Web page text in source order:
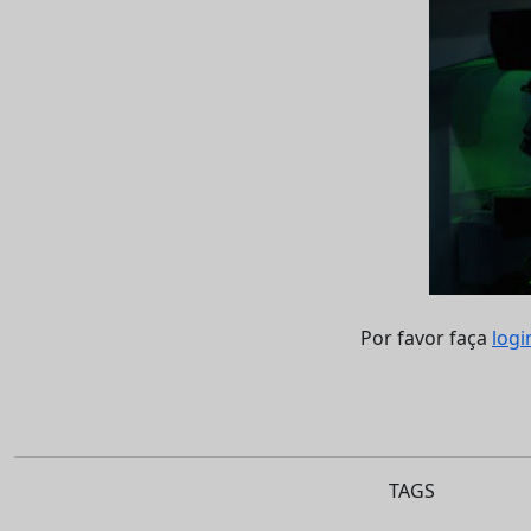
Por favor faça
TAGS